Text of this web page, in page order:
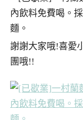
謝謝大家哦!喜愛
團哦!!